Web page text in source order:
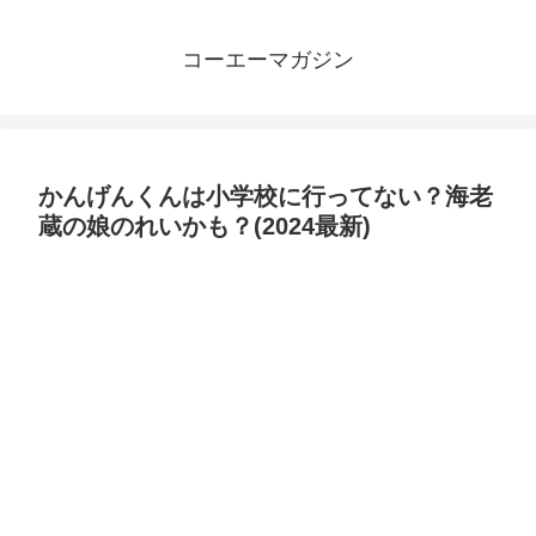
コーエーマガジン
かんげんくんは小学校に行ってない？海老
蔵の娘のれいかも？(2024最新)